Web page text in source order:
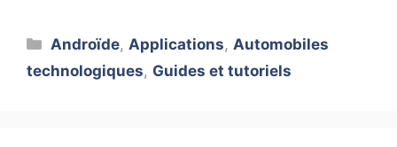
Catégories
Androïde, Applications, Automobiles
technologiques, Guides et tutoriels